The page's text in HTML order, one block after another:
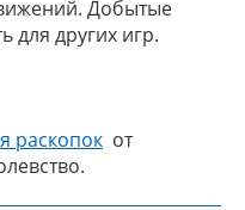
Добытые
для других игр.
раскопок от